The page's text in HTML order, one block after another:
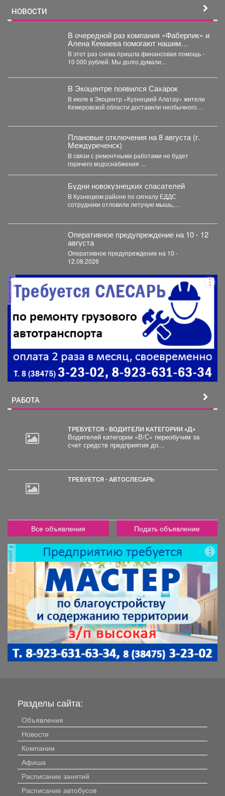
НОВОСТИ
В очередной раз компания «Фаберлик» и
Алена Кемаева помогают нашим
хвостикам!
В этот раз снова пришла финансовая помощь -
10 000 рублей. Мы долго думали...
В Экоцентре появился Сахарок
В июле в Экоцентр «Кузнецкий Алатау» жители
Кемеровской области доставили необычного
Плановые отключения на 8 августа (г.
Междуреченск)
В связи с ремонтными работами не будет
горячего водоснабжения ...
Будни новокузнецких спасателей
В Кузнецком районе по сигналу ЕДДС
сотрудники отловили летучую мышь,
Оперативное предупреждение на 10 - 12
августа
Оперативное предупреждение на 10 -
12.08.2026
реклама
РАБОТА
ТРЕБУЕТСЯ - ВОДИТЕЛИ КАТЕГОРИИ «Д»
Водителей категории «В/С» переобучим за
счет средств предприятия до...
ТРЕБУЕТСЯ - АВТОСЛЕСАРЬ
Все объявления Подать объявление
реклама
Разделы сайта:
Объявления
Новости
Компании
Афиша
Расписание занятий
Расписание автобусов